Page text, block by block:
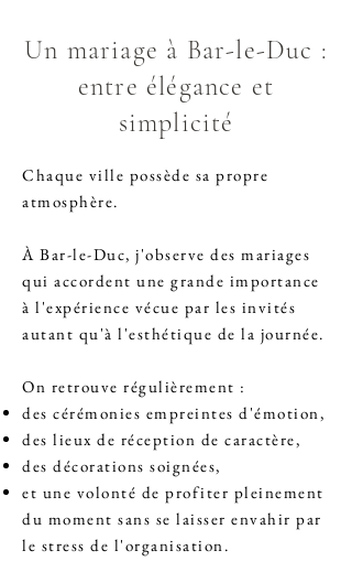
Un mariage à Bar-le-Duc :
entre élégance et
simplicité
Chaque ville possède sa propre
atmosphère.
À Bar-le-Duc, j'observe des mariages
qui accordent une grande importance
à l'expérience vécue par les invités
autant qu'à l'esthétique de la journée.
On retrouve régulièrement :
des cérémonies empreintes d'émotion,
des lieux de réception de caractère,
des décorations soignées,
et une volonté de profiter pleinement
du moment sans se laisser envahir par
le stress de l'organisation.